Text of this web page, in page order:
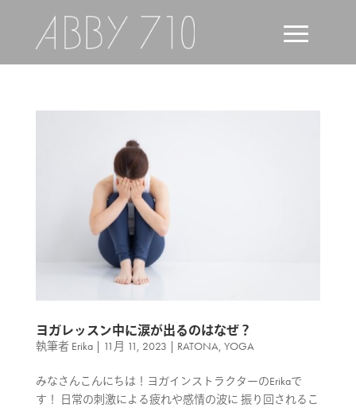
ヨガレッスン中に涙が出るのはなぜ？
執筆者 Erika| 11月 11, 2023 | RATONA, YOGA
みなさんこんにちは！ヨガインストラクターのErikaで
す！ 日常の刺激による疲れや感情の波に 振り回されるこ